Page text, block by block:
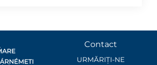
Contact
URMĂRIȚI-NE